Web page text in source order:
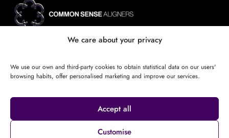
We care about your privacy
We use our own and third-party cookies to obtain statistical data on our users'
browsing habits, offer personalised marketing and improve our services.
Accept all
Customise
SBA - Sistema de Biomecánica Avanzada
Case reviews
678175707